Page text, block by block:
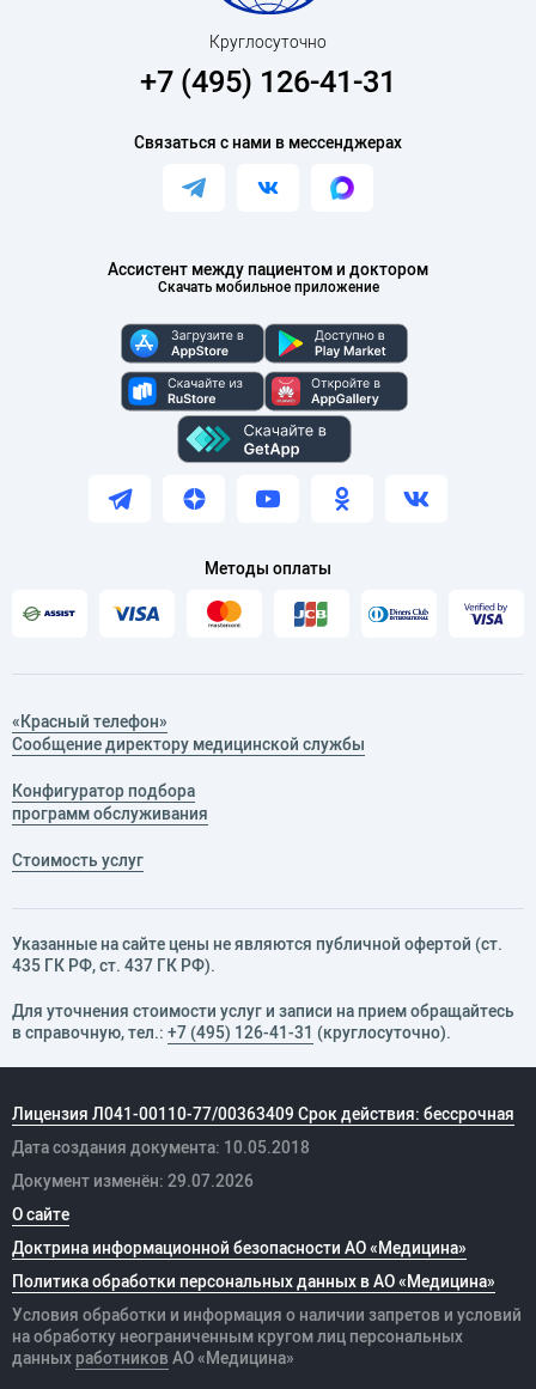
Ассистент между пациентом и доктором
Скачать мобильное приложение
Круглосуточно
+7 (495) 126-41-31
Связаться с нами в мессенджерах
Методы оплаты
«Красный телефон»
Сообщение директору медицинской службы
Конфигуратор подбора
программ обслуживания
Стоимость услуг
Указанные на сайте цены не являются публичной офертой (ст.
435 ГК РФ, cт. 437 ГК РФ).
Для уточнения стоимости услуг и записи на прием обращайтесь
в справочную, тел.: +7 (495) 126-41-31 (круглосуточно).
Лицензия Л041-00110-77/00363409 Срок действия: бессрочная
Дата создания документа: 10.05.2018
Документ изменён: 29.07.2026
О сайте
Доктрина информационной безопасности АО «Медицина»
Политика обработки персональных данных в АО «Медицина»
Условия обработки и информация о наличии запретов и условий
на обработку неограниченным кругом лиц персональных
данных работников АО «Медицина»